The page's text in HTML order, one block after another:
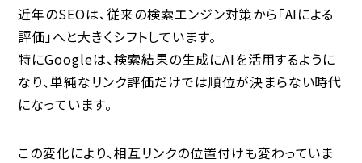
近年のSEOは、従来の検索エンジン対策から「AIによる
評価」へと大きくシフトしています。
特にGoogleは、検索結果の生成にAIを活用するように
なり、単純なリンク評価だけでは順位が決まらない時代
になっています。
この変化により、相互リンクの位置付けも変わっていま